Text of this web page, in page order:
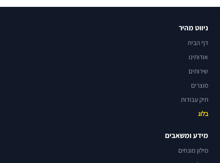
ניווט מהיר
דף הבית
אודותינו
שירותים
מוצרים
תיק עבודות
בלוג
מידע ומשאבים
מילון מונחים